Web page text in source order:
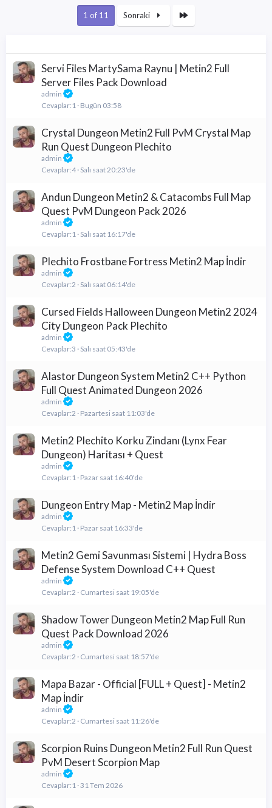
1 of 11 Sonraki
Servi Files MartySama Raynu | Metin2 Full
Server Files Pack Download
admin
Cevaplar 1 Bugün 03:58
Crystal Dungeon Metin2 Full PvM Crystal Map
Run Quest Dungeon Plechito
admin
Cevaplar 4 Salı saat 20:23'de
Andun Dungeon Metin2 & Catacombs Full Map
Quest PvM Dungeon Pack 2026
admin
Cevaplar 1 Salı saat 16:17'de
Plechito Frostbane Fortress Metin2 Map İndir
admin
Cevaplar 2 Salı saat 06:14'de
Cursed Fields Halloween Dungeon Metin2 2024
City Dungeon Pack Plechito
admin
Cevaplar 3 Salı saat 05:43'de
Alastor Dungeon System Metin2 C++ Python
Full Quest Animated Dungeon 2026
admin
Cevaplar 2 Pazartesi saat 11:03'de
Metin2 Plechito Korku Zindanı (Lynx Fear
Dungeon) Haritası + Quest
admin
Cevaplar 1 Pazar saat 16:40'de
Dungeon Entry Map - Metin2 Map İndir
admin
Cevaplar 1 Pazar saat 16:33'de
Metin2 Gemi Savunması Sistemi | Hydra Boss
Defense System Download C++ Quest
admin
Cevaplar 2 Cumartesi saat 19:05'de
Shadow Tower Dungeon Metin2 Map Full Run
Quest Pack Download 2026
admin
Cevaplar 2 Cumartesi saat 18:57'de
Mapa Bazar - Official [FULL + Quest] - Metin2
Map İndir
admin
Cevaplar 2 Cumartesi saat 11:26'de
Scorpion Ruins Dungeon Metin2 Full Run Quest
PvM Desert Scorpion Map
admin
Cevaplar 1 31 Tem 2026